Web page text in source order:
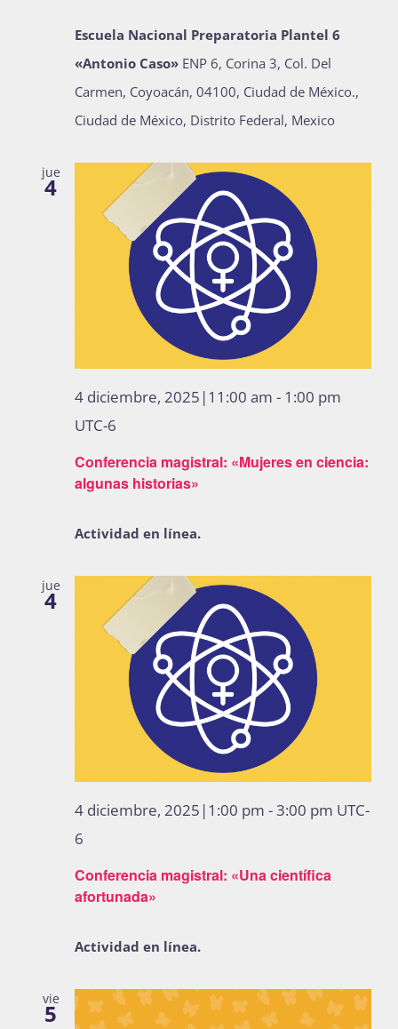
Escuela Nacional Preparatoria Plantel 6
«Antonio Caso» ENP 6, Corina 3, Col. Del
Carmen, Coyoacán, 04100, Ciudad de México.,
Ciudad de México, Distrito Federal, Mexico
jue
4
Conferencia magistral: «Mujeres en ciencia:
algunas historias»
4 diciembre, 2025|11:00 am - 1:00 pm
UTC-6
Actividad en línea.
jue
4
Conferencia magistral: «Una científica
afortunada»
4 diciembre, 2025|1:00 pm -3:00 pm UTC-
6
Actividad en línea.
vie
5